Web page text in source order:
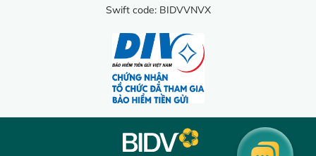
Swift code: BIDVVNVX